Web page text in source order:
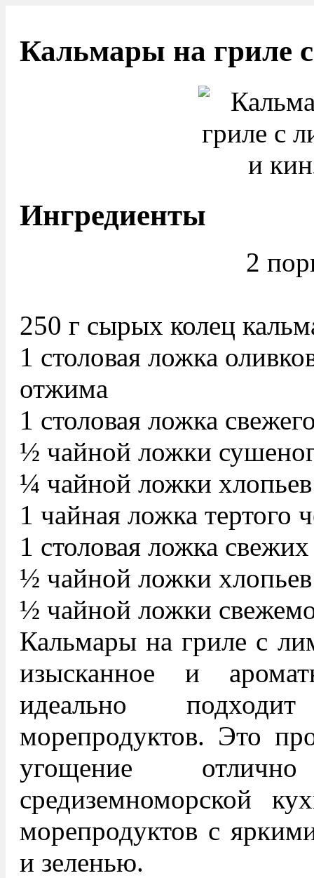
Кальмары на гриле
Ингредиенты
2
250 г сырых колец
1 столовая ложка
отжима
1 столовая ложка
½ чайной ложки
¼ чайной ложки
1 чайная ложка тертого
1 столовая ложка
½ чайной ложки
½ чайной ложки
Кальмары на гриле с
изысканное и
идеально
морепродуктов. Это
угощение
средиземноморской
морепродуктов с
и зеленью.